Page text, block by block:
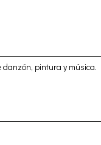
pintura y música.